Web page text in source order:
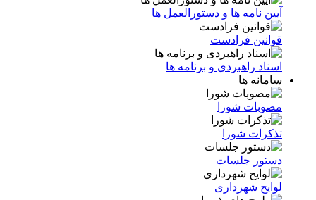
آیین نامه ها و دستورالعمل ها
قوانین فرادست
اسناد راهبردی و برنامه ها
سامانه ها
مصوبات شورا
تذکرات شورا
دستور جلسات
لوایح شهرداری